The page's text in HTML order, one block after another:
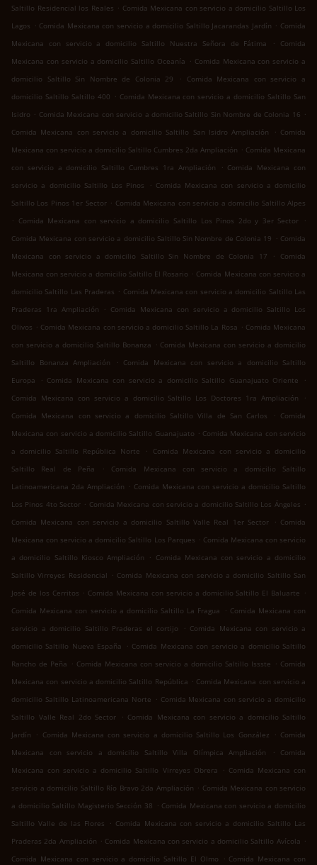
Saltillo Residencial los Reales . Comida Mexicana con servicio a domicilio Saltillo Los
Lagos . Comida Mexicana con servicio a domicilio Saltillo Jacarandas Jardín . Comida
Mexicana con servicio a domicilio Saltillo Nuestra Señora de Fátima
.
Comida
Mexicana con servicio a domicilio Saltillo Oceanía . Comida Mexicana con servicio a
domicilio Saltillo Sin Nombre de Colonia 29
.
Comida Mexicana con servicio a
domicilio Saltillo Saltillo 400 . Comida Mexicana con servicio a domicilio Saltillo San
Isidro . Comida Mexicana con servicio a domicilio Saltillo Sin Nombre de Colonia 16 .
Comida Mexicana con servicio a domicilio Saltillo San Isidro Ampliación
. Comida
Mexicana con servicio a domicilio Saltillo Cumbres 2da Ampliación . Comida Mexicana
con servicio a domicilio Saltillo Cumbres 1ra Ampliación
. Comida Mexicana con
servicio a domicilio Saltillo Los Pinos
. Comida Mexicana con servicio a domicilio
Saltillo Los Pinos 1er Sector . Comida Mexicana con servicio a domicilio Saltillo Alpes
. Comida Mexicana con servicio a domicilio Saltillo Los Pinos 2do y 3er Sector
.
Comida Mexicana con servicio a domicilio Saltillo Sin Nombre de Colonia 19 . Comida
Mexicana con servicio a domicilio Saltillo Sin Nombre de Colonia 17
.
Comida
Mexicana con servicio a domicilio Saltillo El Rosario . Comida Mexicana con servicio a
domicilio Saltillo Las Praderas . Comida Mexicana con servicio a domicilio Saltillo Las
Praderas 1ra Ampliación
. Comida Mexicana con servicio a domicilio Saltillo Los
Olivos . Comida Mexicana con servicio a domicilio Saltillo La Rosa . Comida Mexicana
con servicio a domicilio Saltillo Bonanza . Comida Mexicana con servicio a domicilio
Saltillo Bonanza Ampliación
. Comida Mexicana con servicio a domicilio Saltillo
Europa
. Comida Mexicana con servicio a domicilio Saltillo Guanajuato Oriente
.
Comida Mexicana con servicio a domicilio Saltillo Los Doctores 1ra Ampliación
.
Comida Mexicana con servicio a domicilio Saltillo Villa de San Carlos
. Comida
Mexicana con servicio a domicilio Saltillo Guanajuato . Comida Mexicana con servicio
a domicilio Saltillo República Norte
.
Comida Mexicana con servicio a domicilio
Saltillo Real de Peña
.
Comida Mexicana con servicio a domicilio Saltillo
Latinoamericana 2da Ampliación . Comida Mexicana con servicio a domicilio Saltillo
Los Pinos 4to Sector . Comida Mexicana con servicio a domicilio Saltillo Los Ángeles .
Comida Mexicana con servicio a domicilio Saltillo Valle Real 1er Sector
. Comida
Mexicana con servicio a domicilio Saltillo Los Parques . Comida Mexicana con servicio
a domicilio Saltillo Kiosco Ampliación
. Comida Mexicana con servicio a domicilio
Saltillo Virreyes Residencial . Comida Mexicana con servicio a domicilio Saltillo San
José de los Cerritos . Comida Mexicana con servicio a domicilio Saltillo El Baluarte .
Comida Mexicana con servicio a domicilio Saltillo La Fragua
. Comida Mexicana con
servicio a domicilio Saltillo Praderas el cortijo
. Comida Mexicana con servicio a
domicilio Saltillo Nueva España
. Comida Mexicana con servicio a domicilio Saltillo
Rancho de Peña . Comida Mexicana con servicio a domicilio Saltillo Issste . Comida
Mexicana con servicio a domicilio Saltillo República . Comida Mexicana con servicio a
domicilio Saltillo Latinoamericana Norte . Comida Mexicana con servicio a domicilio
Saltillo Valle Real 2do Sector
. Comida Mexicana con servicio a domicilio Saltillo
Jardín
. Comida Mexicana con servicio a domicilio Saltillo Los González . Comida
Mexicana con servicio a domicilio Saltillo Villa Olímpica Ampliación
.
Comida
Mexicana con servicio a domicilio Saltillo Virreyes Obrera
. Comida Mexicana con
servicio a domicilio Saltillo Río Bravo 2da Ampliación . Comida Mexicana con servicio
a domicilio Saltillo Magisterio Sección 38 . Comida Mexicana con servicio a domicilio
Saltillo Valle de las Flores
. Comida Mexicana con servicio a domicilio Saltillo Las
Praderas 2da Ampliación . Comida Mexicana con servicio a domicilio Saltillo Avícola .
Comida Mexicana con servicio a domicilio Saltillo El Olmo
. Comida Mexicana con